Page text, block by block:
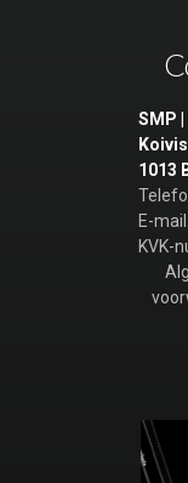
SMP
1013
E-mail:
KVK-